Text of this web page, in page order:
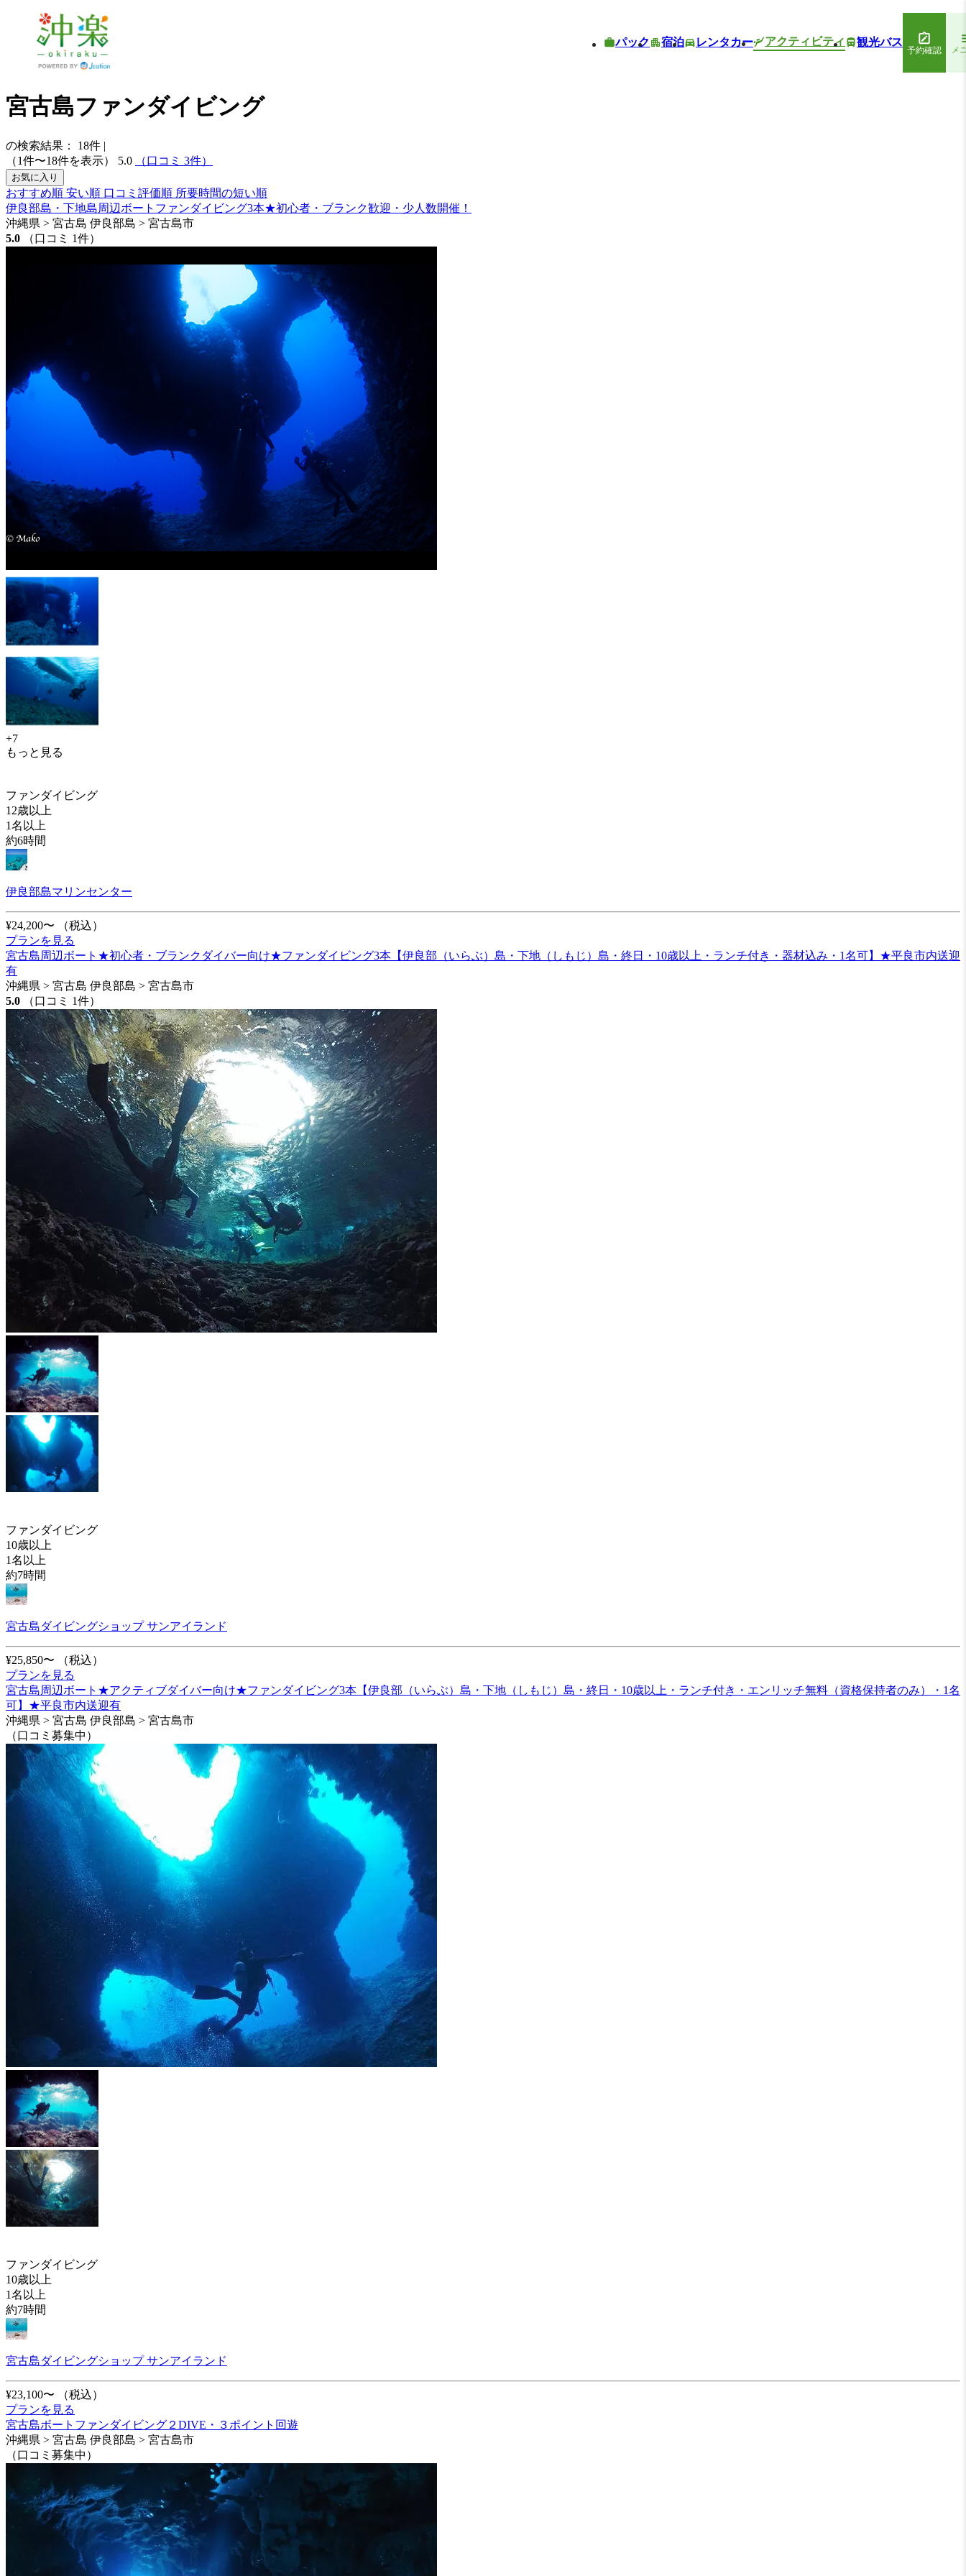
パック 宿泊 レンタカー アクティビティ 観光バス
予約確認 メ
宮古島ファンダイビング
の検索結果： 18件 |
（1件〜18件を表示）
5.0 （口コミ 3件）
お気に入り
おすすめ順 安い順 口コミ評価順 所要時間の短い順
伊良部島・下地島周辺ボートファンダイビング3本★初心者・ブランク歓迎・少人数開催！
沖縄県 > 宮古島 伊良部島 > 宮古島市
5.0
（口コミ 1件）
+7
もっと見る
ファンダイビング
12歳以上
1名以上
約6時間
伊良部島マリンセンター
¥24,200〜
（税込）
プランを見る
宮古島周辺ボート★初心者・ブランクダイバー向け★ファンダイビング3本【伊良部（いらぶ）島・下地（しもじ）島・終日・10歳以上・ランチ付き・器材込み・1名可】★平良市内送迎
有
沖縄県 > 宮古島 伊良部島 > 宮古島市
5.0
（口コミ 1件）
ファンダイビング
10歳以上
1名以上
約7時間
宮古島ダイビングショップ サンアイランド
¥25,850〜
（税込）
プランを見る
宮古島周辺ボート★アクティブダイバー向け★ファンダイビング3本【伊良部（いらぶ）島・下地（しもじ）島・終日・10歳以上・ランチ付き・エンリッチ無料（資格保持者のみ）・1名
可】★平良市内送迎有
沖縄県 > 宮古島 伊良部島 > 宮古島市
（口コミ募集中）
ファンダイビング
10歳以上
1名以上
約7時間
宮古島ダイビングショップ サンアイランド
¥23,100〜
（税込）
プランを見る
宮古島ボートファンダイビング２DIVE・３ポイント回遊
沖縄県 > 宮古島 伊良部島 > 宮古島市
（口コミ募集中）